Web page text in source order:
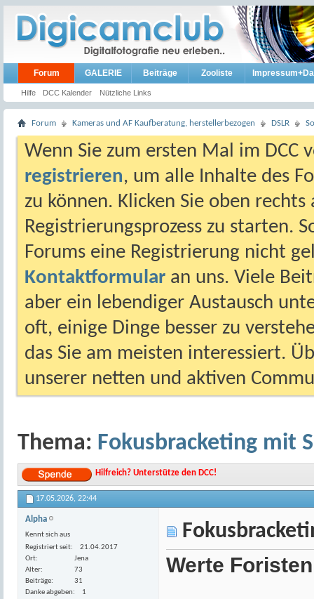
Forum
Hilfe DCC Kalender Nützliche Links
GALERIE Beiträge Zooliste
Forum Kameras und AF Kaufberatung, herstellerbezogen DSLR
Wenn Sie zum ersten Mal im DCC
registrieren, um alle Inhalte des
zu können. Klicken Sie oben
Registrierungsprozess zu starten.
Forums eine Registrierung nicht
Kontaktformular an uns. Viele
aber ein lebendiger Austausch
oft, einige Dinge besser zu
das Sie am meisten interessiert.
unserer netten und aktiven
Thema: Fokusbracketing mit
Hilfreich? Unterstütze den DCC!
17.05.2026, 22:44
Alpha
Kennt sich aus
Registriert seit
21.04.2017
Ort
Jena
Alter
73
Beiträge
31
Danke abgeben
1
Werte